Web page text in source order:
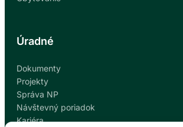
Úradné
Dokumenty
Projekty
Správa NP
Návštevný poriadok
Kariéra